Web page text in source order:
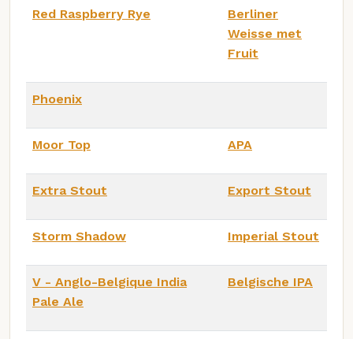
Red Raspberry Rye
Berliner
Weisse met
Fruit
Phoenix
Moor Top APA
Extra Stout Export Stout
Storm Shadow Imperial Stout
V - Anglo-Belgique India
Pale Ale
Belgische IPA